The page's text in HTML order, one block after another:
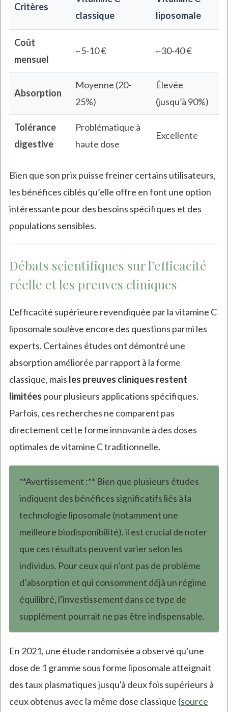
Critères
classique
liposomale
Coût
mensuel
~5-10 € ~30-40 €
Absorption
Moyenne (20-
25%)
Élevée
(jusqu’à 90%)
Tolérance
digestive
Problématique à
haute dose
Excellente
Bien que son prix puisse freiner certains utilisateurs,
les bénéfices ciblés qu’elle offre en font une option
intéressante pour des besoins spécifiques et des
populations sensibles.
Débats scientifiques sur l’efficacité
réelle et les preuves cliniques
L'efficacité supérieure revendiquée par la vitamine C
liposomale soulève encore des questions parmi les
experts. Certaines études ont démontré une
absorption améliorée par rapport à la forme
classique, mais les preuves cliniques restent
limitées pour plusieurs applications spécifiques.
Parfois, ces recherches ne comparent pas
directement cette forme innovante à des doses
optimales de vitamine C traditionnelle.
**Avertissement :** Bien que plusieurs études
indiquent des bénéfices significatifs liés à la
technologie liposomale (notamment une
meilleure biodisponibilité), il est crucial de noter
que ces résultats peuvent varier selon les
individus. Pour ceux qui n’ont pas de problème
d’absorption et qui consomment déjà un régime
équilibré, l’investissement dans ce type de
supplément pourrait ne pas être indispensable.
En 2021, une étude randomisée a observé qu’une
dose de 1 gramme sous forme liposomale atteignait
des taux plasmatiques jusqu'à deux fois supérieurs à
ceux obtenus avec la même dose classique (source